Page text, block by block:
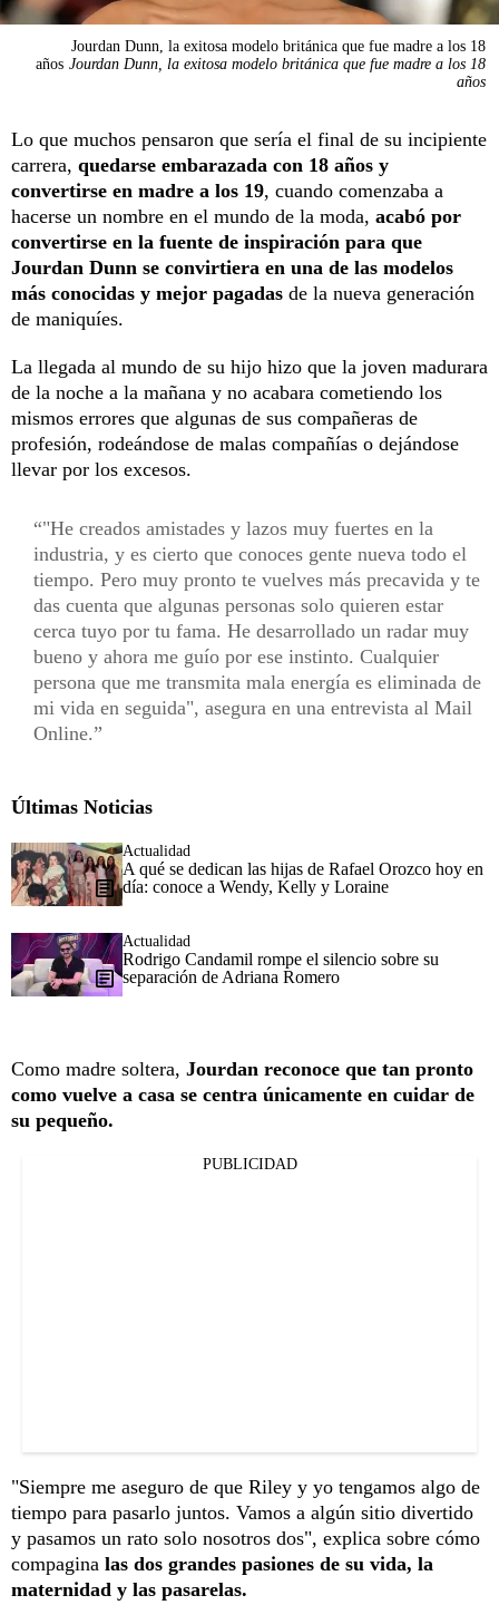
Jourdan Dunn, la exitosa modelo británica que fue madre a los 18
años Jourdan Dunn, la exitosa modelo británica que fue madre a los 18
años
Lo que muchos pensaron que sería el final de su incipiente
carrera, quedarse embarazada con 18 años y
convertirse en madre a los 19, cuando comenzaba a
hacerse un nombre en el mundo de la moda, acabó por
convertirse en la fuente de inspiración para que
Jourdan Dunn se convirtiera en una de las modelos
más conocidas y mejor pagadas de la nueva generación
de maniquíes.
La llegada al mundo de su hijo hizo que la joven madurara
de la noche a la mañana y no acabara cometiendo los
mismos errores que algunas de sus compañeras de
profesión, rodeándose de malas compañías o dejándose
llevar por los excesos.
"He creados amistades y lazos muy fuertes en la
industria, y es cierto que conoces gente nueva todo el
tiempo. Pero muy pronto te vuelves más precavida y te
das cuenta que algunas personas solo quieren estar
cerca tuyo por tu fama. He desarrollado un radar muy
bueno y ahora me guío por ese instinto. Cualquier
persona que me transmita mala energía es eliminada de
mi vida en seguida", asegura en una entrevista al Mail
Online.
Últimas Noticias
Actualidad
A qué se dedican las hijas de Rafael Orozco hoy en
día: conoce a Wendy, Kelly y Loraine
Actualidad
Rodrigo Candamil rompe el silencio sobre su
separación de Adriana Romero
Como madre soltera, Jourdan reconoce que tan pronto
como vuelve a casa se centra únicamente en cuidar de
su pequeño.
PUBLICIDAD
"Siempre me aseguro de que Riley y yo tengamos algo de
tiempo para pasarlo juntos. Vamos a algún sitio divertido
y pasamos un rato solo nosotros dos", explica sobre cómo
compagina las dos grandes pasiones de su vida, la
maternidad y las pasarelas.